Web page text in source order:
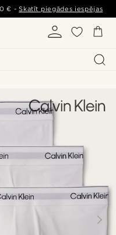
€ -Skatīt piegādes iespējas